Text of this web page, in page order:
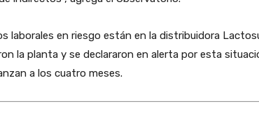
laborales en riesgo están en la distribuidora
la planta y se declararon en alerta por esta
a los cuatro meses.